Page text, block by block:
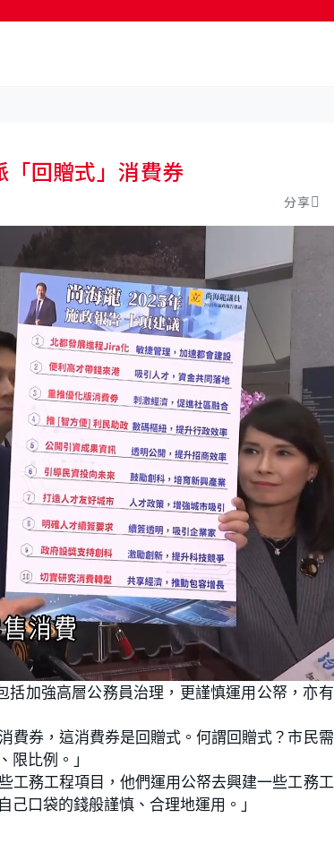
回贈式」消費券
分享
括加強高層公務員治理，更謹慎運用公帑，亦有
費券，這消費券是回贈式。何謂回贈式？市民需
比例。」
工務工程項目，他們運用公帑去興建一些工務工
口袋的錢般謹慎、合理地運用。」